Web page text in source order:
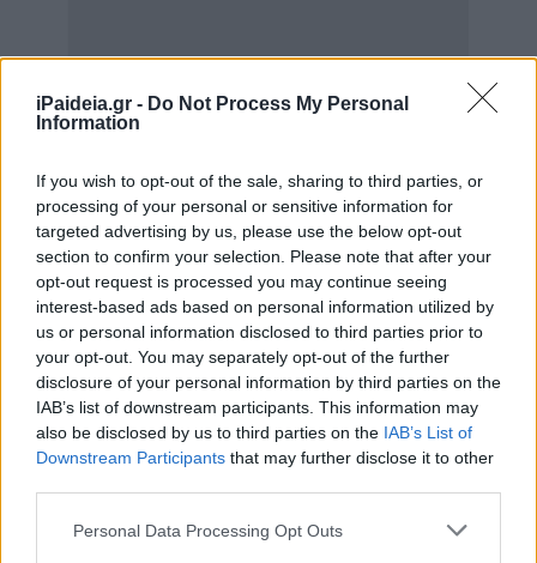
iPaideia.gr - Do Not Process My Personal
Information
If you wish to opt-out of the sale, sharing to third parties, or
processing of your personal or sensitive information for
targeted advertising by us, please use the below opt-out
section to confirm your selection. Please note that after your
opt-out request is processed you may continue seeing
interest-based ads based on personal information utilized by
us or personal information disclosed to third parties prior to
your opt-out. You may separately opt-out of the further
disclosure of your personal information by third parties on the
IAB’s list of downstream participants. This information may
also be disclosed by us to third parties on the IAB’s List of
Downstream Participants that may further disclose it to other
Please note that this website/app uses one or more Google
Personal Data Processing Opt Outs
Συγκεκριμένα:
επιδείνωση, με τα ύψη βροχής να αγγίζουν τα 25 – 35